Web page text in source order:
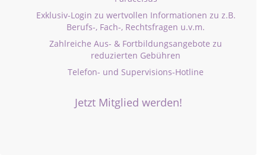
Exklusiv-Login zu wertvollen Informationen zu z.B.
Berufs-, Fach-, Rechtsfragen u.v.m.
Zahlreiche Aus- & Fortbildungsangebote zu
reduzierten Gebühren
Telefon- und Supervisions-Hotline
Jetzt Mitglied werden!